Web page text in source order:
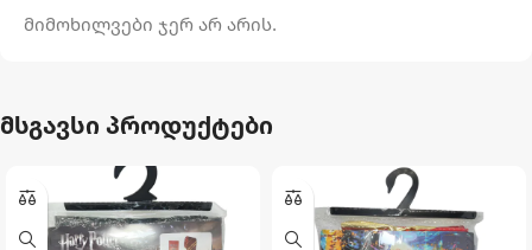
მიმოხილვები ჯერ არ არის.
მსგავსი პროდუქტები